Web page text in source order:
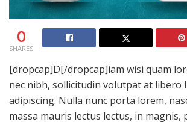
0
SHARES
[dropcap]D[/dropcap]iam wisi quam
nec nibh, sollicitudin volutpat at libero
adipiscing. Nulla nunc porta lorem,
massa mauris lectus lectus, in magnis,